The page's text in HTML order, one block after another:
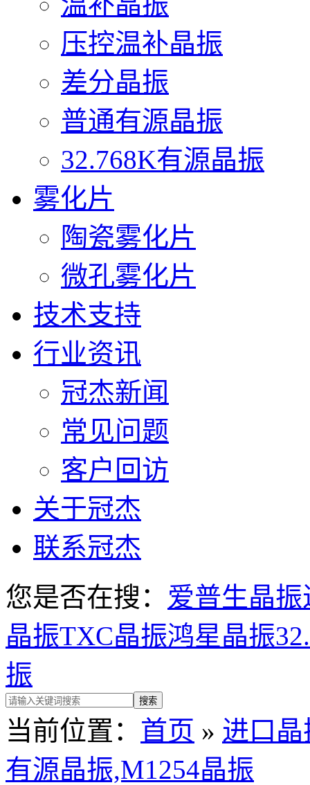
压控温补晶振
差分晶振
普通有源晶振
32.768K有源晶振
雾化片
陶瓷雾化片
微孔雾化片
技术支持
行业资讯
冠杰新闻
常见问题
客户回访
关于冠杰
联系冠杰
您是否在搜： 爱普生晶振
晶振TXC晶振鸿星晶振
振
当前位置： 首页 » 进口晶
有源晶振,M1254晶振